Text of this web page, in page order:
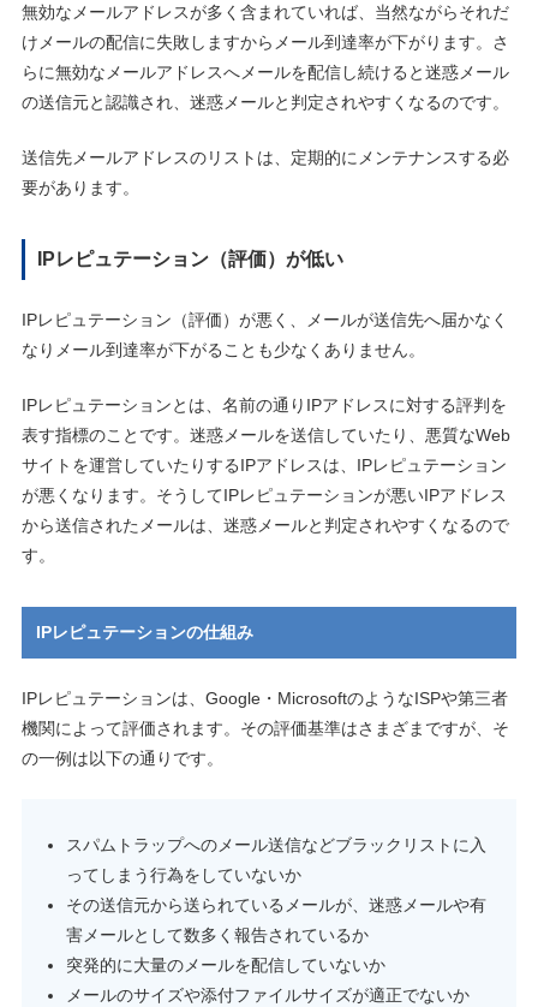
無効なメールアドレスが多く含まれていれば、当然ながらそれだ
けメールの配信に失敗しますからメール到達率が下がります。さ
らに無効なメールアドレスへメールを配信し続けると迷惑メール
の送信元と認識され、迷惑メールと判定されやすくなるのです。
送信先メールアドレスのリストは、定期的にメンテナンスする必
要があります。
IPレピュテーション（評価）が低い
IPレピュテーション（評価）が悪く、メールが送信先へ届かなく
なりメール到達率が下がることも少なくありません。
IPレピュテーションとは、名前の通りIPアドレスに対する評判を
表す指標のことです。迷惑メールを送信していたり、悪質なWeb
サイトを運営していたりするIPアドレスは、IPレピュテーション
が悪くなります。そうしてIPレピュテーションが悪いIPアドレス
から送信されたメールは、迷惑メールと判定されやすくなるので
す。
IPレピュテーションの仕組み
IPレピュテーションは、Google・MicrosoftのようなISPや第三者
機関によって評価されます。その評価基準はさまざまですが、そ
の一例は以下の通りです。
スパムトラップへのメール送信などブラックリストに入
ってしまう行為をしていないか
その送信元から送られているメールが、迷惑メールや有
害メールとして数多く報告されているか
突発的に大量のメールを配信していないか
メールのサイズや添付ファイルサイズが適正でないか